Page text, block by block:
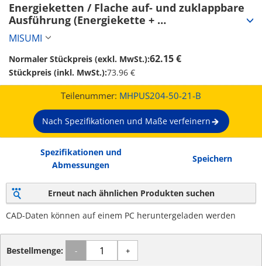
Energieketten / Flache auf- und zuklappbare
Ausführung (Energiekette +
Montagehalterungen) (MHPUS204-50-21-B)
MISUMI
Normaler Stückpreis (exkl. MwSt.):62.15 €
Stückpreis (inkl. MwSt.):73.96 €
Teilenummer: MHPUS204-50-21-B
Nach Spezifikationen und Maße verfeinern
Spezifikationen und
Abmessungen
Speichern
Erneut nach ähnlichen Produkten suchen
CAD-Daten können auf einem PC heruntergeladen werden
Bestellmenge: - +